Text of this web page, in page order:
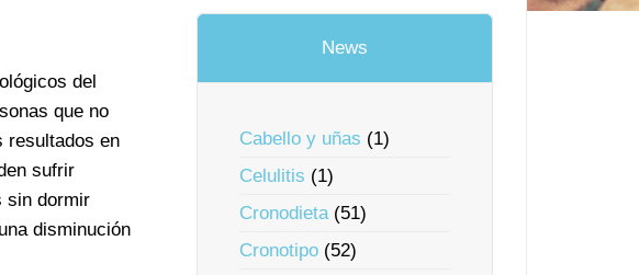
del
que no
resultados en
sufrir
sin dormir
disminución
News
Cabello y uñas (1)
Celulitis (1)
Cronodieta(51)
Cronotipo (52)